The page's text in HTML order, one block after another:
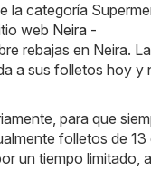
la categoría
web Neira -
rebajas en Neira.
a sus folletos hoy y
para que
folletos de 13
un tiempo limitado,